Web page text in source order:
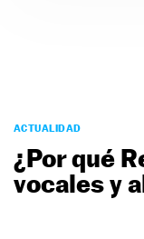
PODCAST
MOTOS
TECNOLOGÍA
ACTUALIDAD
¿Por qué
vocales y